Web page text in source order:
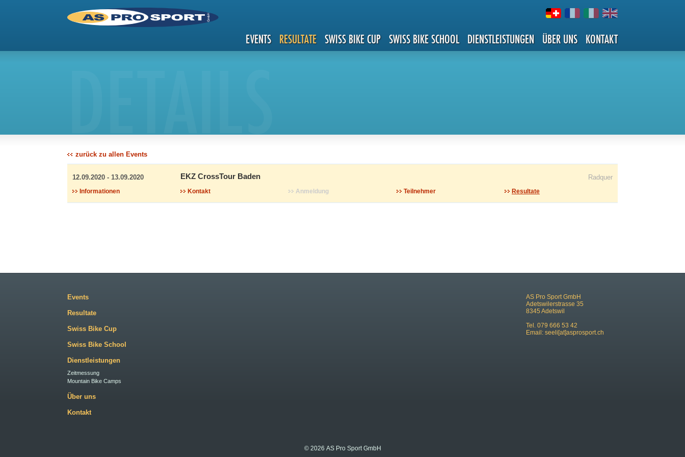
EVENTS RESULTATE SWISS BIKE CUP SWISS BIKE SCHOOL DIENSTLEISTUNGEN ÜBER UNS KONTAKT
zurück zu allen Events
12.09.2020 - 13.09.2020 Radquer
EKZ CrossTour Baden
Informationen Kontakt Anmeldung Teilnehmer Resultate
AS Pro Sport GmbH
Adetswilerstrasse 35
8345 Adetswil
Tel. 079 666 53 42
Email: seeli[at]asprosport.ch
Events
Resultate
Swiss Bike Cup
Swiss Bike School
Dienstleistungen
Zeitmessung
Mountain Bike Camps
Über uns
Kontakt
© 2026 AS Pro Sport GmbH